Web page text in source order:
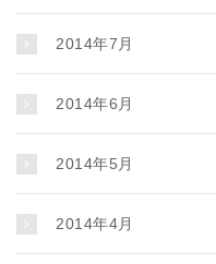
2014年7月
2014年6月
2014年5月
2014年4月